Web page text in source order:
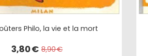
Philo, la vie et la mort
3,80€ 8,90€